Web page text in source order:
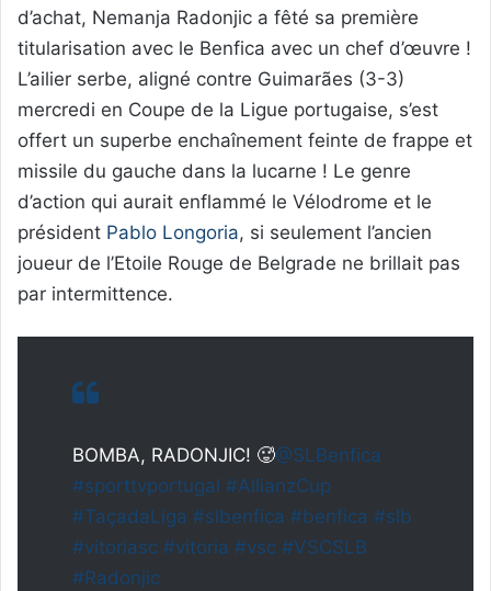
d’achat, Nemanja Radonjic a fêté sa première
titularisation avec le Benfica avec un chef d’œuvre !
L’ailier serbe, aligné contre Guimarães (3-3)
mercredi en Coupe de la Ligue portugaise, s’est
offert un superbe enchaînement feinte de frappe et
missile du gauche dans la lucarne ! Le genre
d’action qui aurait enflammé le Vélodrome et le
président Pablo Longoria, si seulement l’ancien
joueur de l’Etoile Rouge de Belgrade ne brillait pas
par intermittence.
BOMBA, RADONJIC! 🥵@SLBenfica
#sporttvportugal #AllianzCup
#TaçadaLiga #slbenfica #benfica #slb
#vitoriasc #vitoria #vsc #VSCSLB
#Radonjic